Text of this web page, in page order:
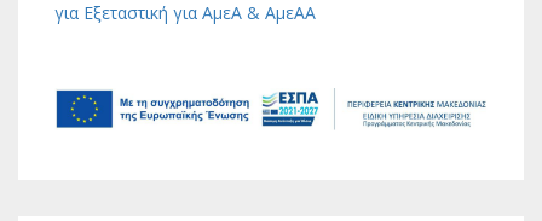
για Εξεταστική για ΑμεΑ & ΑμεΑΑ